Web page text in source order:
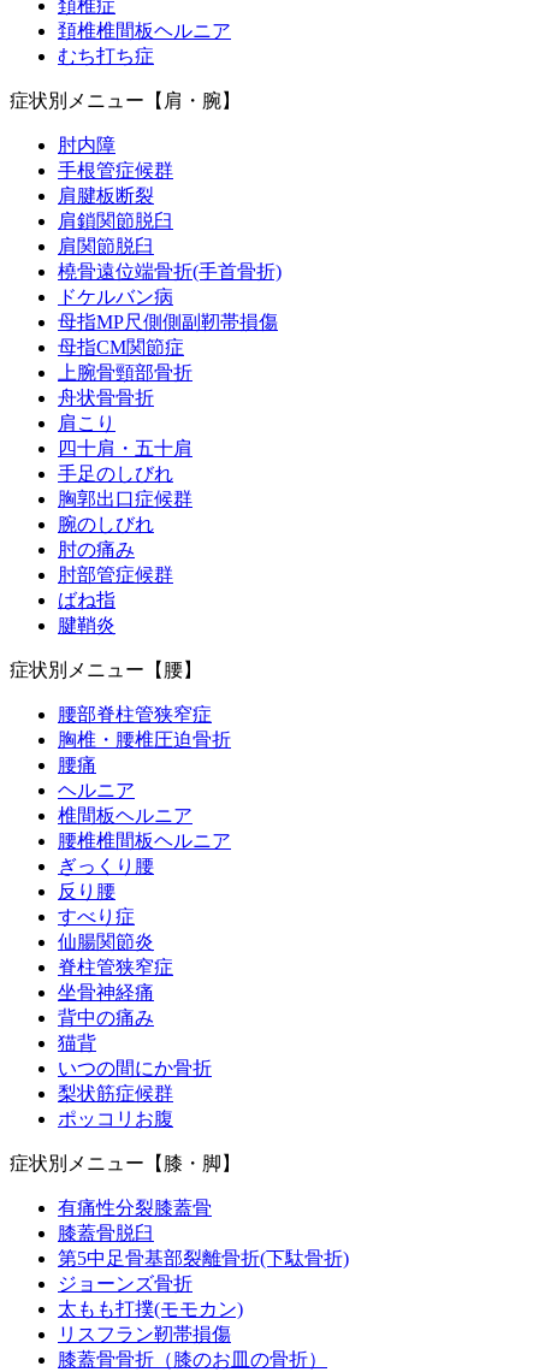
交通事故の保険について
整骨院と病院の上手な通い方
アクセス・料金表
健笑堂すぎの樹はりきゅう接骨院 三重院
健笑堂接骨院 鶴崎院
健笑堂はりきゅう整骨院 大在院
ブログ
初めての方へ
スタッフ紹介
よくある質問
施術計画書
患者様のお声一覧
採用情報
鶴崎インスタグラムアカウント
大在インスタグラムアカウント
頚椎症
頚椎椎間板ヘルニア
むち打ち症
症状別メニュー【肩・腕】
肘内障
手根管症候群
肩腱板断裂
肩鎖関節脱臼
肩関節脱臼
橈骨遠位端骨折(手首骨折)
ドケルバン病
母指MP尺側側副靭帯損傷
母指CM関節症
上腕骨頸部骨折
舟状骨骨折
肩こり
四十肩・五十肩
手足のしびれ
胸郭出口症候群
腕のしびれ
肘の痛み
肘部管症候群
ばね指
腱鞘炎
症状別メニュー【腰】
腰部脊柱管狭窄症
胸椎・腰椎圧迫骨折
腰痛
ヘルニア
椎間板ヘルニア
腰椎椎間板ヘルニア
ぎっくり腰
反り腰
すべり症
仙腸関節炎
脊柱管狭窄症
坐骨神経痛
背中の痛み
猫背
いつの間にか骨折
梨状筋症候群
ポッコリお腹
症状別メニュー【膝・脚】
有痛性分裂膝蓋骨
膝蓋骨脱臼
第5中足骨基部裂離骨折(下駄骨折)
ジョーンズ骨折
太もも打撲(モモカン)
リスフラン靭帯損傷
膝蓋骨骨折（膝のお皿の骨折）